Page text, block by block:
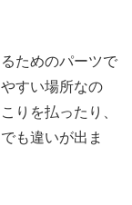
ためのパーツで
すい場所なの
りを払ったり、
も違いが出ま